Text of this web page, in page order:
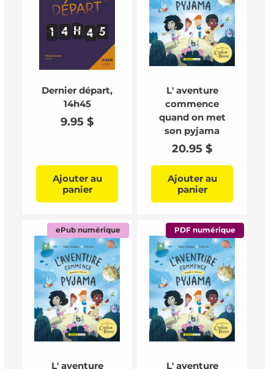
Dernier départ,
14h45
Prix
9.95 $
Ajouter au
panier
L' aventure
commence
quand on met
son pyjama
Prix
habituel
20.95 $
Ajouter au
panier
ePub numérique
L' aventure
PDF numérique
L' aventure